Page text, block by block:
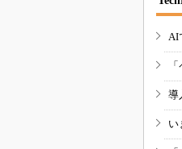
AI
導
い